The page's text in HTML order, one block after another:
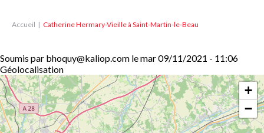
Accueil Catherine Hermary-Vieille à Saint-Martin-le-Beau
Soumis par bhoquy@kaliop.com lemar 09/11/2021 - 11:06
Géolocalisation
+
−